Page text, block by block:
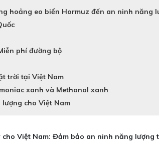
hoảng eo biển Hormuz đến an ninh năng
phí đường bộ
trời tại Việt Nam
xanh và Methanol xanh
cho Việt Nam
cho Việt Nam: Đảm bảo an ninh năng